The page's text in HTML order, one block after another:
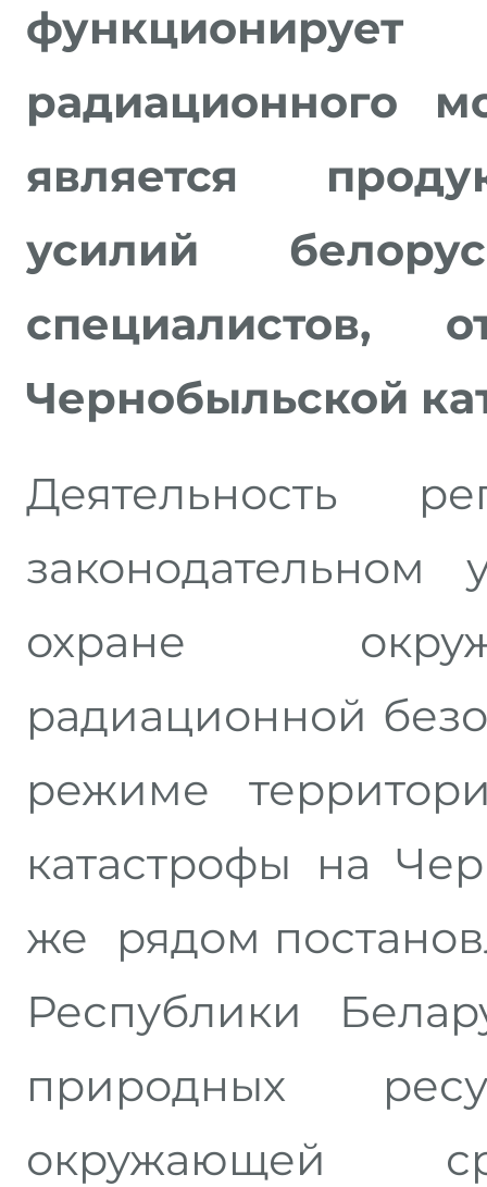
радиационного
является
усилий
специалистов,
Чернобыльской
Деятельность
охране
радиационной
режиме
катастрофы на
же рядом
Республики
природных
окружающей